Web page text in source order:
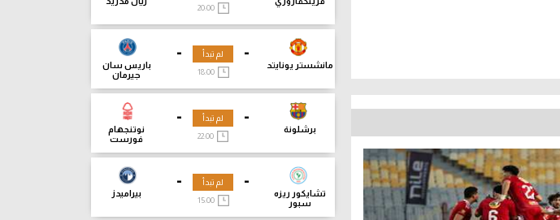
20:00
-
مانشستر يونايتد
-
باريس سان
جيرمان
لم تبدأ
18:00
-
برشلونة
-
نوتنجهام
فورست
لم تبدأ
-
تشايكور ريزه
سبور
-
بيراميدز
لم تبدأ
15:00